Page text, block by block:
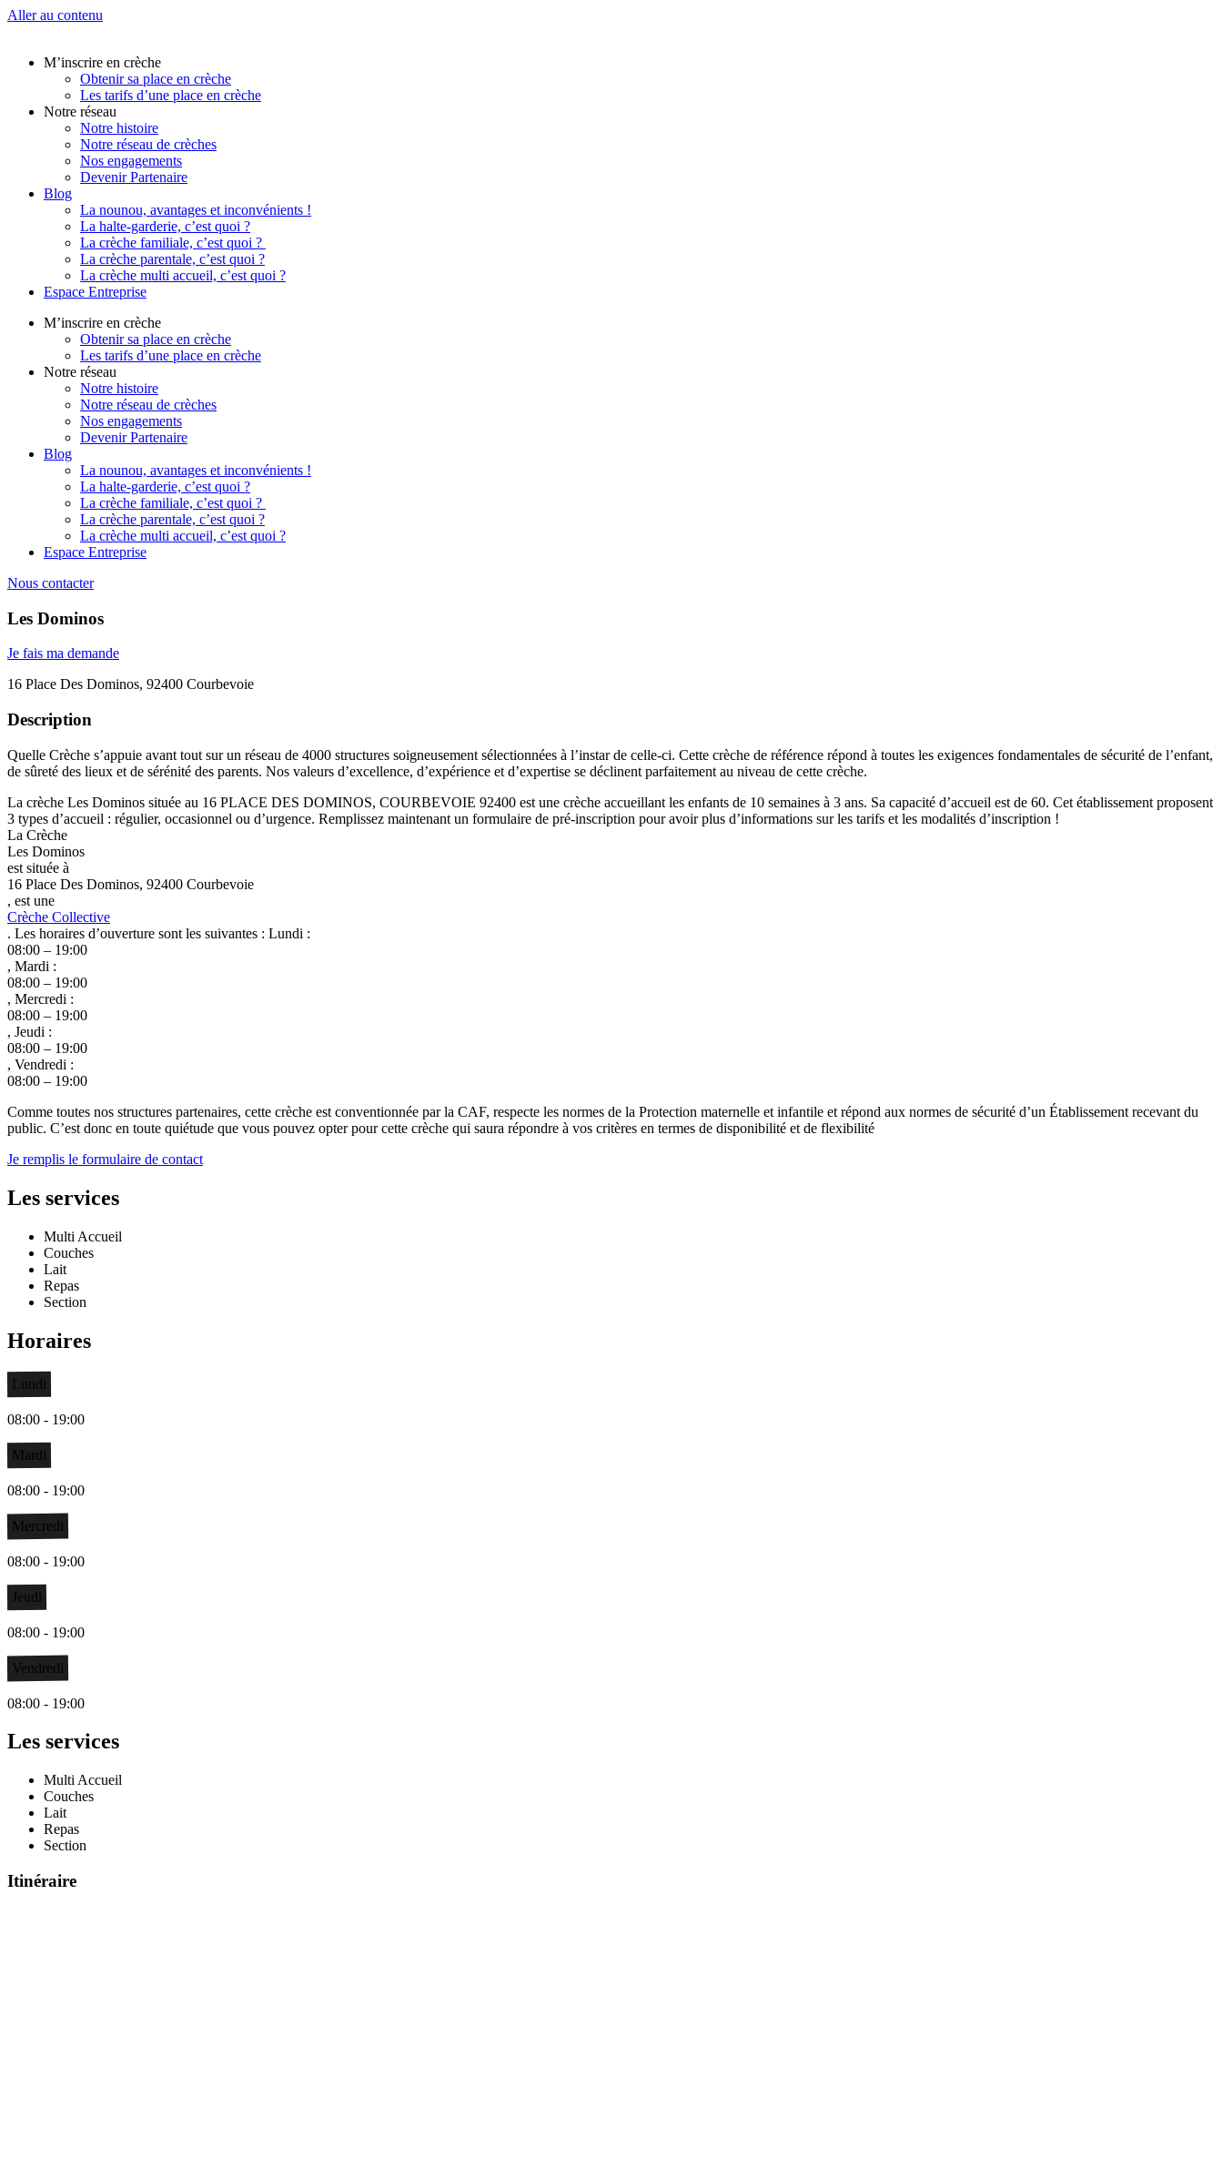
Aller au contenu
M’inscrire en crèche
Obtenir sa place en crèche
Les tarifs d’une place en crèche
Notre réseau
Notre histoire
Notre réseau de crèches
Nos engagements
Devenir Partenaire
Blog
La nounou, avantages et inconvénients !
La halte-garderie, c’est quoi ?
La crèche familiale, c’est quoi ?
La crèche parentale, c’est quoi ?
La crèche multi accueil, c’est quoi ?
Espace Entreprise
M’inscrire en crèche
Obtenir sa place en crèche
Les tarifs d’une place en crèche
Notre réseau
Notre histoire
Notre réseau de crèches
Nos engagements
Devenir Partenaire
Blog
La nounou, avantages et inconvénients !
La halte-garderie, c’est quoi ?
La crèche familiale, c’est quoi ?
La crèche parentale, c’est quoi ?
La crèche multi accueil, c’est quoi ?
Espace Entreprise
Nous contacter
Les Dominos
Je fais ma demande
16 Place Des Dominos, 92400 Courbevoie
Description
Quelle Crèche s’appuie avant tout sur un réseau de 4000 structures soigneusement sélectionnées à l’instar de celle-ci. Cette crèche de référence répond à toutes les exigences fondamentales de sécurité de l’enfant,
de sûreté des lieux et de sérénité des parents. Nos valeurs d’excellence, d’expérience et d’expertise se déclinent parfaitement au niveau de cette crèche.
La crèche Les Dominos située au 16 PLACE DES DOMINOS, COURBEVOIE 92400 est une crèche accueillant les enfants de 10 semaines à 3 ans. Sa capacité d’accueil est de 60. Cet établissement proposent
3 types d’accueil : régulier, occasionnel ou d’urgence. Remplissez maintenant un formulaire de pré-inscription pour avoir plus d’informations sur les tarifs et les modalités d’inscription !
La Crèche
Les Dominos
est située à
16 Place Des Dominos, 92400 Courbevoie
, est une
Crèche Collective
. Les horaires d’ouverture sont les suivantes : Lundi :
08:00 – 19:00
, Mardi :
08:00 – 19:00
, Mercredi :
08:00 – 19:00
, Jeudi :
08:00 – 19:00
, Vendredi :
08:00 – 19:00
Comme toutes nos structures partenaires, cette crèche est conventionnée par la CAF, respecte les normes de la Protection maternelle et infantile et répond aux normes de sécurité d’un Établissement recevant du
public. C’est donc en toute quiétude que vous pouvez opter pour cette crèche qui saura répondre à vos critères en termes de disponibilité et de flexibilité
Je remplis le formulaire de contact
Les services
Multi Accueil
Couches
Lait
Repas
Section
Horaires
Lundi
08:00 - 19:00
Mardi
08:00 - 19:00
Mercredi
08:00 - 19:00
Jeudi
08:00 - 19:00
Vendredi
08:00 - 19:00
Les services
Multi Accueil
Couches
Lait
Repas
Section
Itinéraire